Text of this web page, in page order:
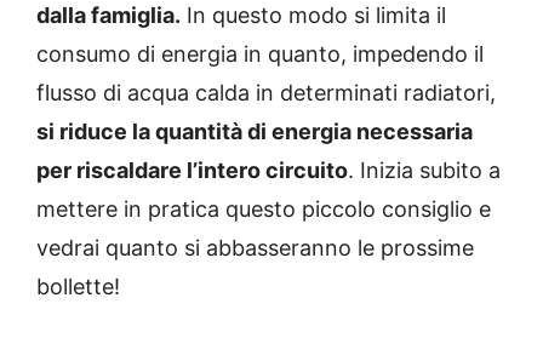
dalla famiglia. In questo modo si limita il
consumo di energia in quanto, impedendo il
flusso di acqua calda in determinati radiatori,
si riduce la quantità di energia necessaria
per riscaldare l’intero circuito. Inizia subito a
mettere in pratica questo piccolo consiglio e
vedrai quanto si abbasseranno le prossime
bollette!